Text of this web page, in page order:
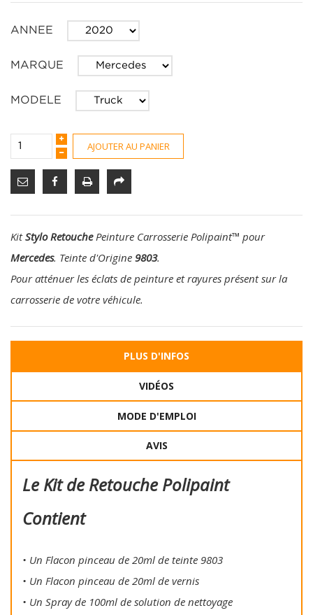
ANNEE
MARQUE
MODELE
AJOUTER AU PANIER
KitStylo RetouchePeinture Carrosserie Polipaint™ pour
Mercedes. Teinte d'Origine 9803.
Pour atténuer les éclats de peinture et rayures présent sur la
carrosserie de votre véhicule.
PLUS D'INFOS
VIDÉOS
MODE D'EMPLOI
AVIS
Le Kit de Retouche Polipaint
Contient
• Un Flacon pinceau de 20ml de teinte 9803
• Un Flacon pinceau de 20ml de vernis
• Un Spray de 100ml de solution de nettoyage